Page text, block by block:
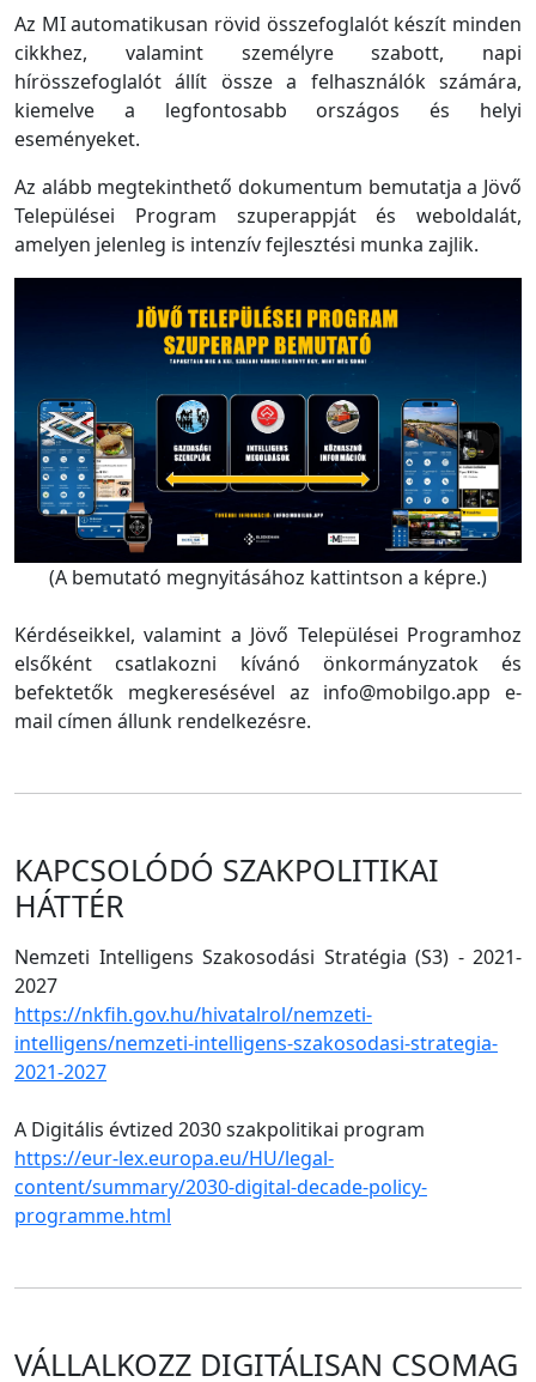
Az MI automatikusan rövid összefoglalót készít minden
cikkhez, valamint személyre szabott, napi
hírösszefoglalót állít össze a felhasználók számára,
kiemelve a legfontosabb országos és helyi
eseményeket.
Az alább megtekinthető dokumentum bemutatja a Jövő
Települései Program szuperappját és weboldalát,
amelyen jelenleg is intenzív fejlesztési munka zajlik.
(A bemutató megnyitásához kattintson a képre.)
Kérdéseikkel, valamint a Jövő Települései Programhoz
elsőként csatlakozni kívánó önkormányzatok és
befektetők megkeresésével az info@mobilgo.app e-
mail címen állunk rendelkezésre.
KAPCSOLÓDÓ SZAKPOLITIKAI
HÁTTÉR
Nemzeti Intelligens Szakosodási Stratégia (S3) - 2021-
2027
https://nkfih.gov.hu/hivatalrol/nemzeti-
intelligens/nemzeti-intelligens-szakosodasi-strategia-
2021-2027
A Digitális évtized 2030 szakpolitikai program
https://eur-lex.europa.eu/HU/legal-
content/summary/2030-digital-decade-policy-
programme.html
VÁLLALKOZZ DIGITÁLISAN CSOMAG